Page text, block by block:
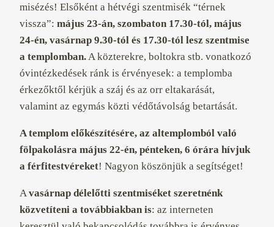
misézés! Elsőként a hétvégi szentmisék “térnek
vissza”: május 23-án, szombaton 17.30-tól, május
24-én, vasárnap 9.30-tól és 17.30-tól lesz szentmise
a templomban.A közterekre, boltokra stb. vonatkozó
óvintézkedések ránk is érvényesek: a templomba
érkezőktől kérjük a száj és az orr eltakarását,
valamint az egymás közti védőtávolság betartását.
A templom előkészítésére, az altemplomból való
fölpakolásra május 22-én, pénteken, 6 órára hívjuk
a férfitestvéreket! Nagyon köszönjük a segítséget!
Avasárnap délelőtti szentmiséket szeretnénk
közvetíteni a továbbiakban is: az interneten